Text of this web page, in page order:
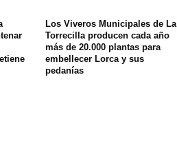
Los Viveros Municipales de La
Torrecilla producen cada año
más de 20.000 plantas para
embellecer Lorca y sus
pedanías